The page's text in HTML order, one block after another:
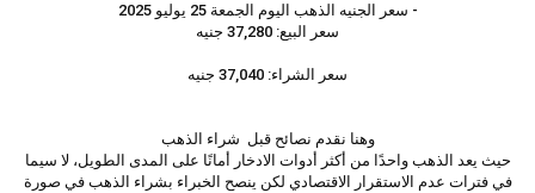
- سعر الجنيه الذهب اليوم الجمعة 25 يوليو 2025
سعر البيع: 37,280 جنيه
سعر الشراء: 37,040 جنيه
وهنا نقدم نصائح قبل شراء الذهب
حيث يعد الذهب واحدًا من أكثر أدوات الادخار أمانًا على المدى الطويل، لا سيما
في فترات عدم الاستقرار الاقتصادي لكن ينصح الخبراء بشراء الذهب في صورة